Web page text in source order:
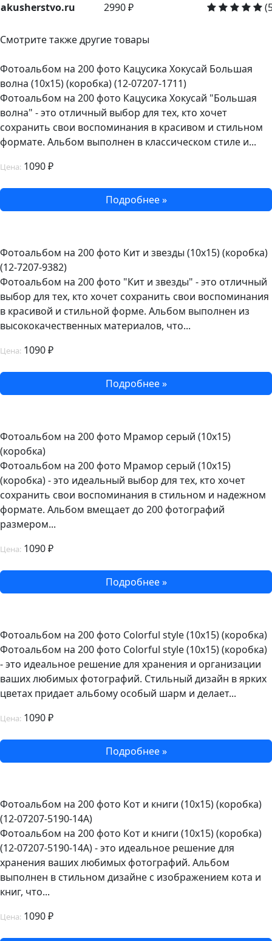
akusherstvo.ru
2990 ₽
Смотрите также другие товары
Фотоальбом на 200 фото Кацусика Хокусай Большая
волна (10х15) (коробка) (12-07207-1711)
Фотоальбом на 200 фото Кацусика Хокусай "Большая
волна" - это отличный выбор для тех, кто хочет
сохранить свои воспоминания в красивом и стильном
формате. Альбом выполнен в классическом стиле и...
Цена: 1090 ₽
Подробнее »
Фотоальбом на 200 фото Кит и звезды (10х15) (коробка)
(12-7207-9382)
Фотоальбом на 200 фото "Кит и звезды" - это отличный
выбор для тех, кто хочет сохранить свои воспоминания
в красивой и стильной форме. Альбом выполнен из
высококачественных материалов, что...
Цена: 1090 ₽
Подробнее »
Фотоальбом на 200 фото Мрамор серый (10х15)
(коробка)
Фотоальбом на 200 фото Мрамор серый (10х15)
(коробка) - это идеальный выбор для тех, кто хочет
сохранить свои воспоминания в стильном и надежном
формате. Альбом вмещает до 200 фотографий
размером...
Цена: 1090 ₽
Подробнее »
Фотоальбом на 200 фото Colorful style (10х15) (коробка)
Фотоальбом на 200 фото Colorful style (10х15) (коробка)
- это идеальное решение для хранения и организации
ваших любимых фотографий. Стильный дизайн в ярких
цветах придает альбому особый шарм и делает...
Цена: 1090 ₽
Подробнее »
Фотоальбом на 200 фото Кот и книги (10х15) (коробка)
(12-07207-5190-14A)
Фотоальбом на 200 фото Кот и книги (10х15) (коробка)
(12-07207-5190-14A) - это идеальное решение для
хранения ваших любимых фотографий. Альбом
выполнен в стильном дизайне с изображением кота и
книг, что...
Цена: 1090 ₽